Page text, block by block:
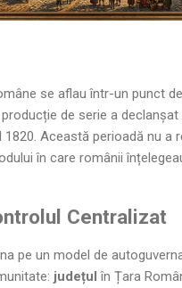
se aflau într-un punct
de serie a
Această perioadă nu a
în care românii
Centralizat
pe un model de
județul în Țara